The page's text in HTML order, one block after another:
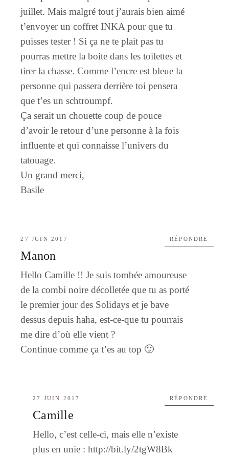
juillet. Mais malgré tout j’aurais bien aimé
t’envoyer un coffret INKA pour que tu
puisses tester ! Si ça ne te plait pas tu
pourras mettre la boite dans les toilettes et
tirer la chasse. Comme l’encre est bleue la
personne qui passera derrière toi pensera
que t’es un schtroumpf.
Ça serait un chouette coup de pouce
d’avoir le retour d’une personne à la fois
influente et qui connaisse l’univers du
tatouage.
Un grand merci,
Basile
27 JUIN 2017
Manon
Hello Camille !! Je suis tombée amoureuse
de la combi noire décolletée que tu as porté
le premier jour des Solidays et je bave
dessus depuis haha, est-ce-que tu pourrais
me dire d’où elle vient ?
Continue comme ça t’es au top 🙂
RÉPONDRE
27 JUIN 2017
Camille
Hello, c’est celle-ci, mais elle n’existe
plus en unie :http://bit.ly/2tgW8Bk
RÉPONDRE